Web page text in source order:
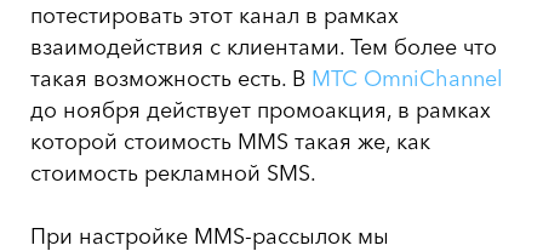
потестировать этот канал в рамках
взаимодействия с клиентами. Тем более что
такая возможность есть. В МТС OmniChannel
до ноября действует промоакция, в рамках
которой стоимость MMS такая же, как
стоимость рекламной SMS.
При настройке MMS-рассылок мы